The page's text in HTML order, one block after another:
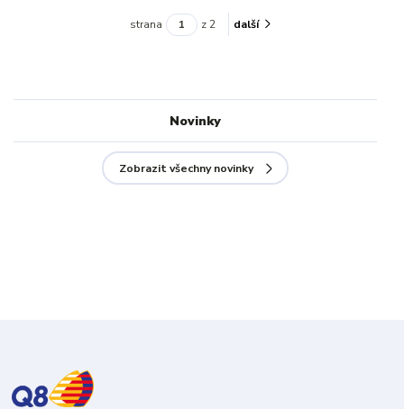
strana z 2 další
Novinky
Zobrazit všechny novinky